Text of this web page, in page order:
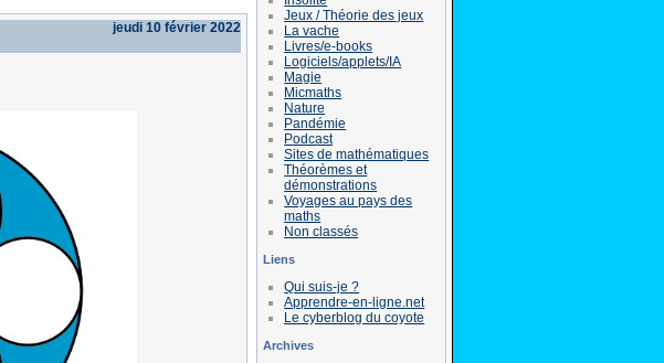
jeudi 10 février 2022
Jeux / Théorie des jeux
La vache
Livres/e-books
Logiciels/applets/IA
Magie
Micmaths
Nature
Pandémie
Podcast
Sites de mathématiques
Théorèmes et
démonstrations
Voyages au pays des
maths
Non classés
Liens
Qui suis-je ?
Apprendre-en-ligne.net
Le cyberblog du coyote
Archives